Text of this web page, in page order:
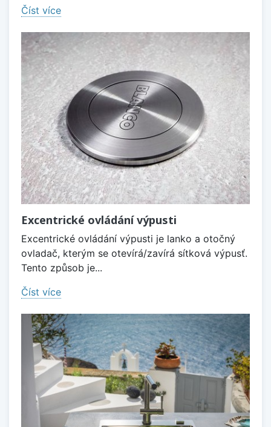
Číst více
Excentrické ovládání výpusti
Excentrické ovládání výpusti je lanko a otočný
ovladač, kterým se otevírá/zavírá sítková výpusť.
Tento způsob je...
Číst více